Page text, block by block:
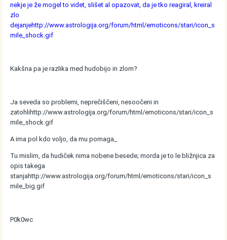
nekje je že mogel to videt, slišet al opazovat, da je tko reagiral, kreiral
zlo
dejanjehttp://www.astrologija.org/forum/html/emoticons/stari/icon_s
mile_shock.gif
Kakšna pa je razlika med hudobijo in zlom?
Ja seveda so problemi, neprečiščeni, nesoočeni in
zatohlihttp://www.astrologija.org/forum/html/emoticons/stari/icon_s
mile_shock.gif
A ima pol kdo voljo, da mu pomaga_
Tu mislim, da hudiček nima nobene besede; morda je to le bližnjica za
opis takega
stanjahttp://www.astrologija.org/forum/html/emoticons/stari/icon_s
mile_big.gif
P0k0wc